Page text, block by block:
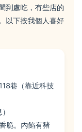
到處吃，有些店的
以下按我個人喜好
巷（靠近科技
脆。內餡有豬